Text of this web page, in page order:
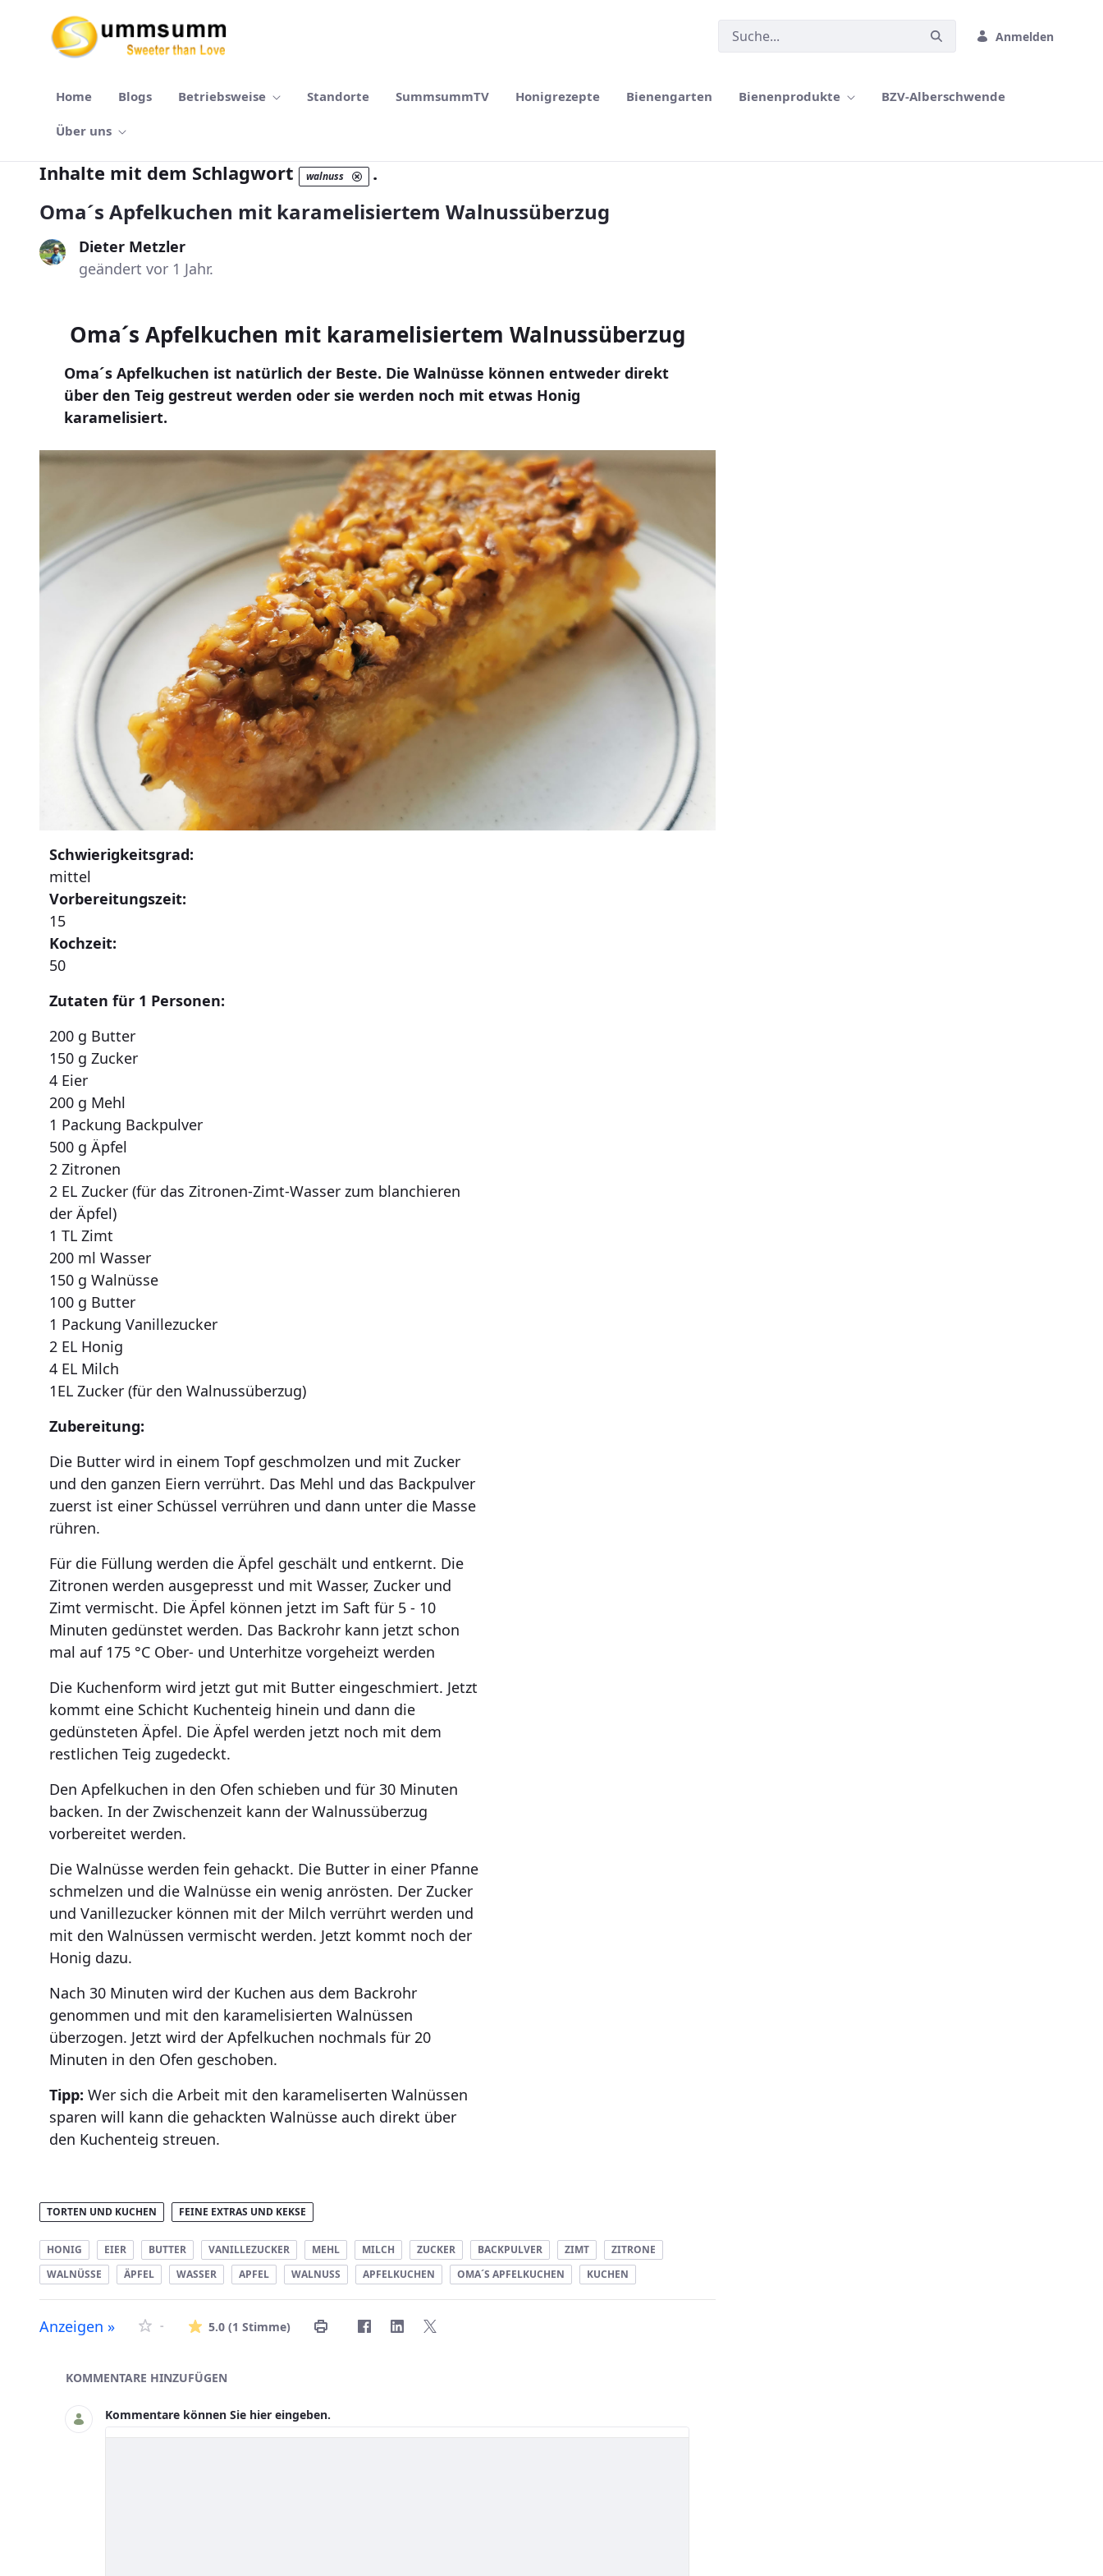
Zum Hauptinhalt springen
Anmelden
Home Blogs Betriebsweise Standorte SummsummTV Honigrezepte Bienengarten Bienenprodukte BZV-Alberschwende
Über uns
Inhalte mit dem Schlagwort walnuss .
Oma´s Apfelkuchen mit karamelisiertem Walnussüberzug
Dieter Metzler
geändert vor 1 Jahr.
Oma´s Apfelkuchen mit karamelisiertem Walnussüberzug
Oma´s Apfelkuchen ist natürlich der Beste. Die Walnüsse können entweder direkt
über den Teig gestreut werden oder sie werden noch mit etwas Honig
karamelisiert.
Schwierigkeitsgrad:
mittel
Vorbereitungszeit:
15
Kochzeit:
50
Zutaten für 1 Personen:
200 g Butter
150 g Zucker
4 Eier
200 g Mehl
1 Packung Backpulver
500 g Äpfel
2 Zitronen
2 EL Zucker (für das Zitronen-Zimt-Wasser zum blanchieren
der Äpfel)
1 TL Zimt
200 ml Wasser
150 g Walnüsse
100 g Butter
1 Packung Vanillezucker
2 EL Honig
4 EL Milch
1EL Zucker (für den Walnussüberzug)
Zubereitung:
Die Butter wird in einem Topf geschmolzen und mit Zucker
und den ganzen Eiern verrührt. Das Mehl und das Backpulver
zuerst ist einer Schüssel verrühren und dann unter die Masse
rühren.
Für die Füllung werden die Äpfel geschält und entkernt. Die
Zitronen werden ausgepresst und mit Wasser, Zucker und
Zimt vermischt. Die Äpfel können jetzt im Saft für 5 - 10
Minuten gedünstet werden. Das Backrohr kann jetzt schon
mal auf 175 °C Ober- und Unterhitze vorgeheizt werden
Die Kuchenform wird jetzt gut mit Butter eingeschmiert. Jetzt
kommt eine Schicht Kuchenteig hinein und dann die
gedünsteten Äpfel. Die Äpfel werden jetzt noch mit dem
restlichen Teig zugedeckt.
Den Apfelkuchen in den Ofen schieben und für 30 Minuten
backen. In der Zwischenzeit kann der Walnussüberzug
vorbereitet werden.
Die Walnüsse werden fein gehackt. Die Butter in einer Pfanne
schmelzen und die Walnüsse ein wenig anrösten. Der Zucker
und Vanillezucker können mit der Milch verrührt werden und
mit den Walnüssen vermischt werden. Jetzt kommt noch der
Honig dazu.
Nach 30 Minuten wird der Kuchen aus dem Backrohr
genommen und mit den karamelisierten Walnüssen
überzogen. Jetzt wird der Apfelkuchen nochmals für 20
Minuten in den Ofen geschoben.
Tipp: Wer sich die Arbeit mit den karameliserten Walnüssen
sparen will kann die gehackten Walnüsse auch direkt über
den Kuchenteig streuen.
TORTEN UND KUCHEN FEINE EXTRAS UND KEKSE
HONIG EIER BUTTER VANILLEZUCKER MEHL MILCH ZUCKER BACKPULVER ZIMT
ZITRONE
WALNÜSSE
ÄPFEL WASSER APFEL WALNUSS APFELKUCHEN OMA´S APFELKUCHEN KUCHEN
Anzeigen » - 5.0 (1 Stimme) Die durchschnittliche Bewertung ist 5 von 5 Sternen.
Asset-Herausgeber
KOMMENTARE HINZUFÜGEN
Kommentare können Sie hier eingeben.